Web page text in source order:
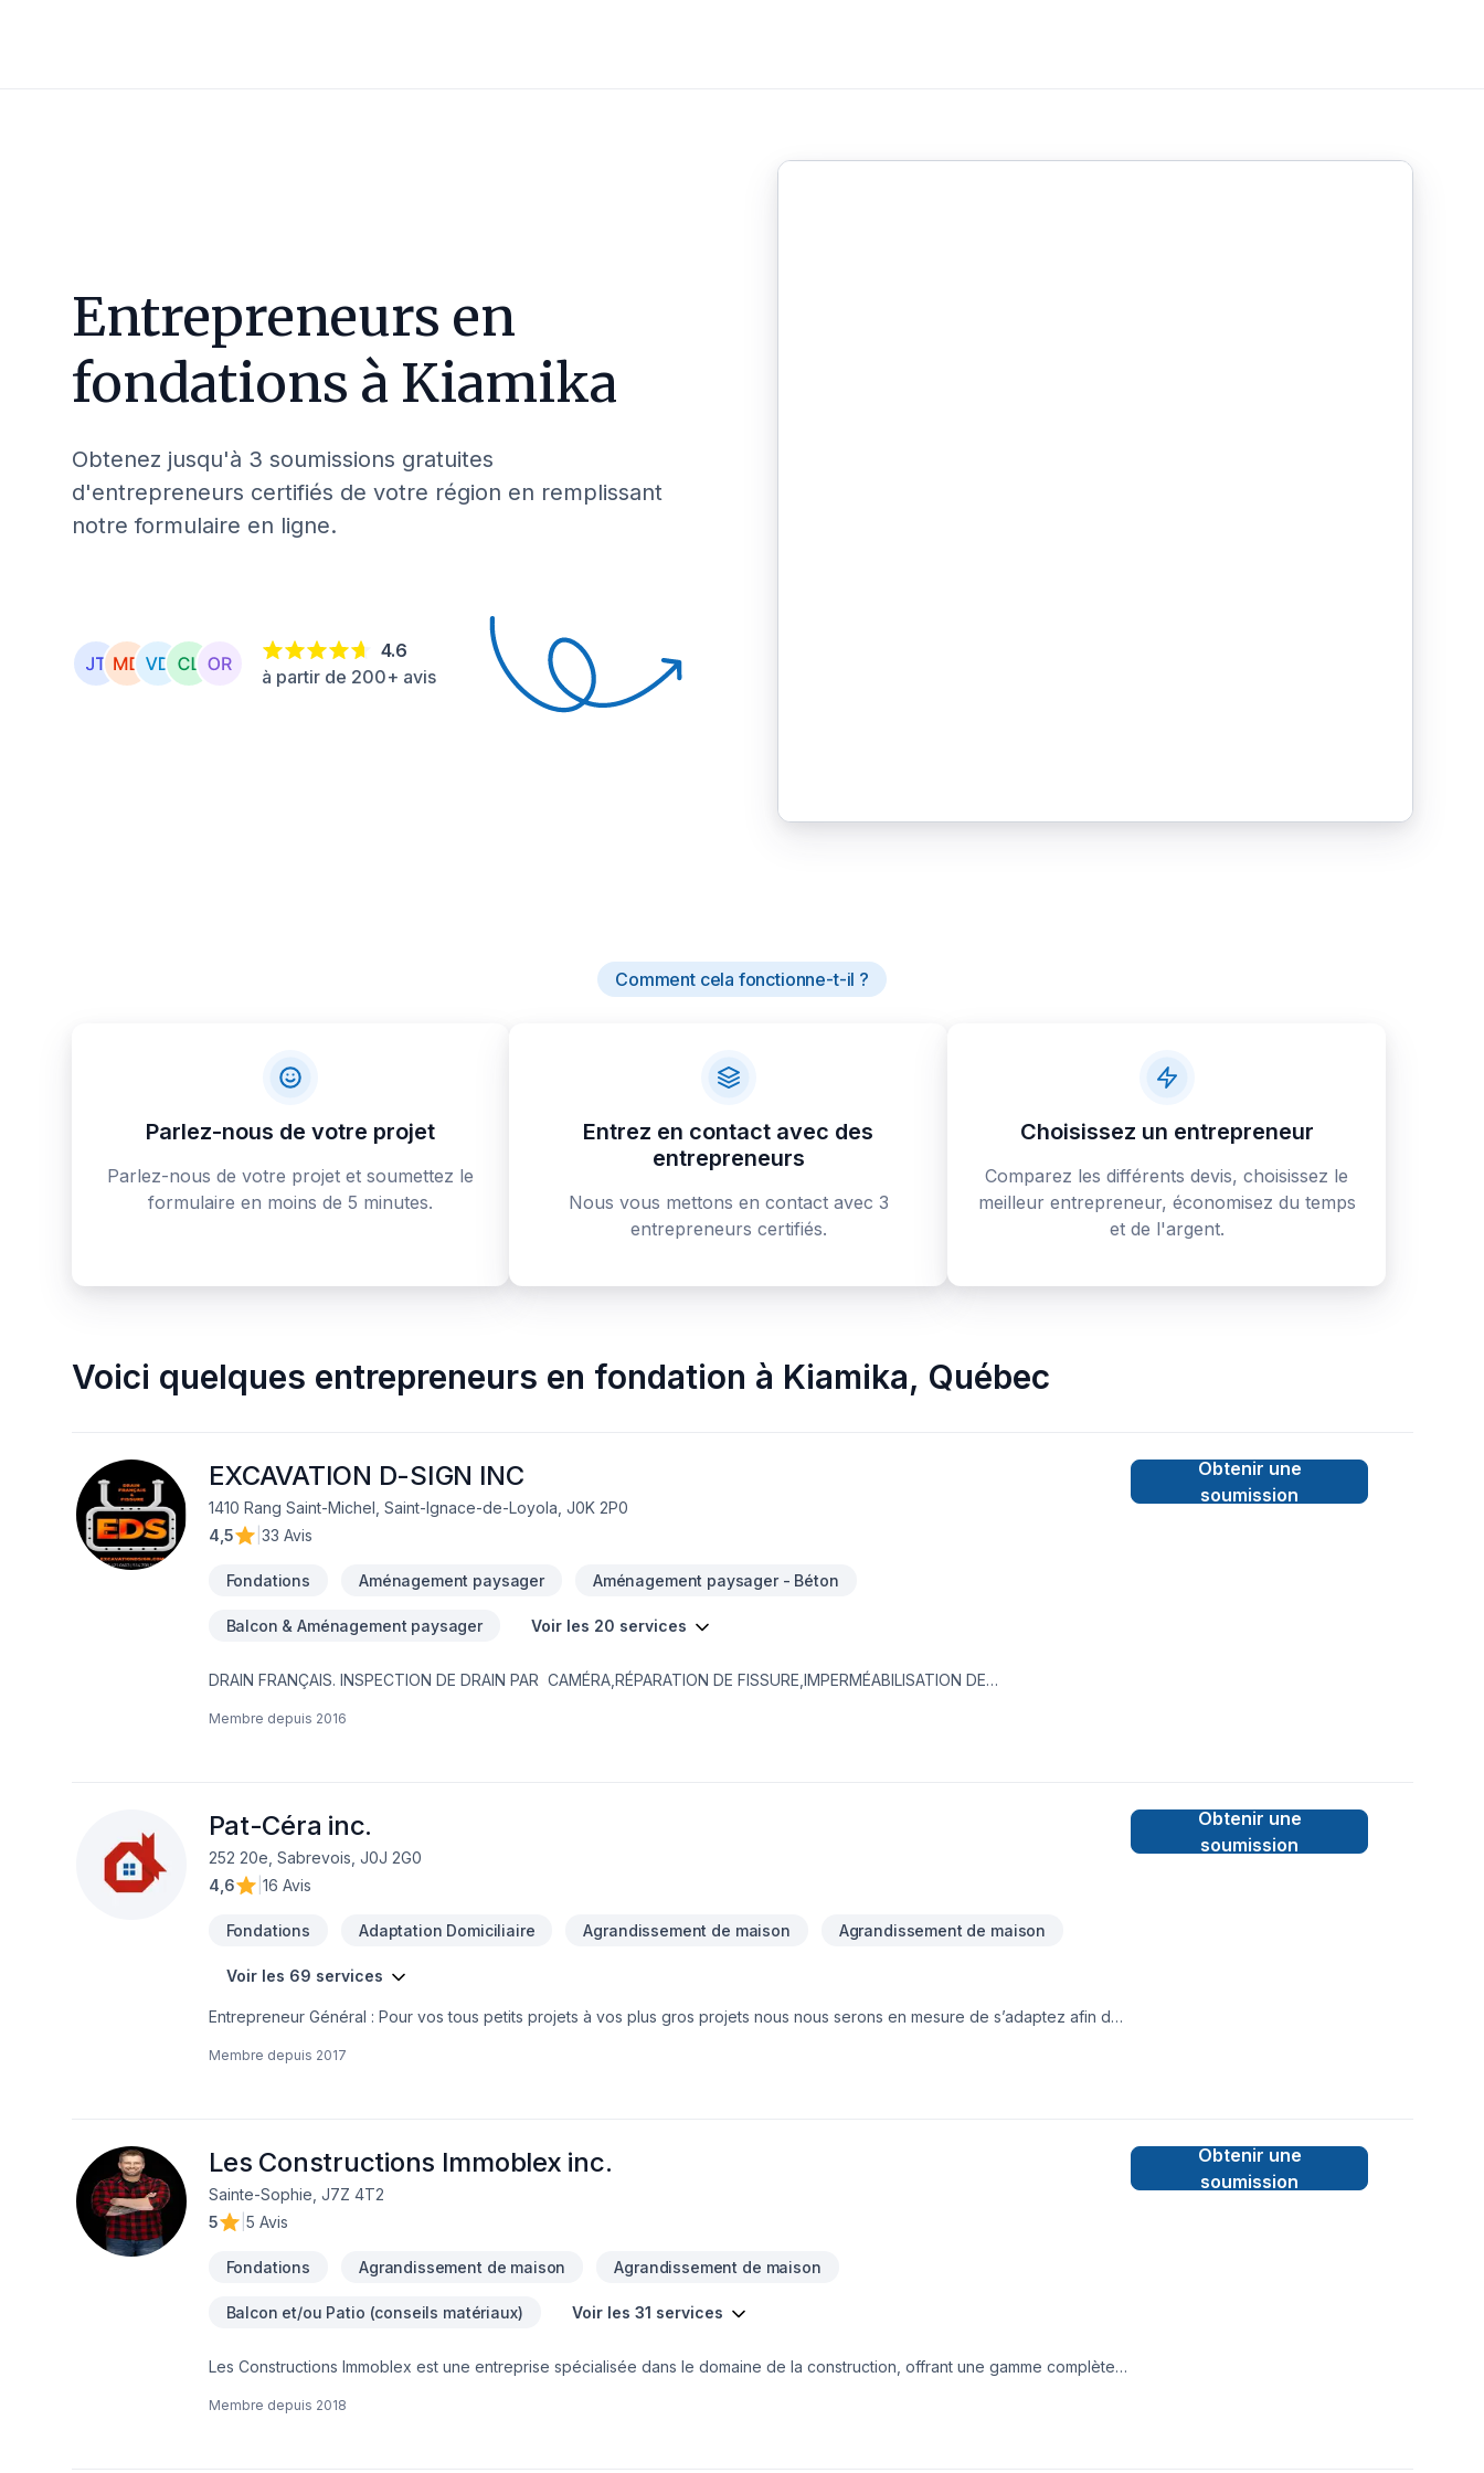
Entrepreneurs en
fondations à Kiamika
Obtenez jusqu'à 3 soumissions gratuites
d'entrepreneurs certifiés de votre région en remplissant
notre formulaire en ligne.
4.6
à partir de 200+ avis
Comment cela fonctionne-t-il ?
Parlez-nous de votre projet
Parlez-nous de votre projet et soumettez le
formulaire en moins de 5 minutes.
Entrez en contact avec des
entrepreneurs
Nous vous mettons en contact avec 3
entrepreneurs certifiés.
Choisissez un entrepreneur
Comparez les différents devis, choisissez le
meilleur entrepreneur, économisez du temps
et de l'argent.
Voici quelques entrepreneurs en fondation à Kiamika, Québec
EXCAVATION D-SIGN INC
1410 Rang Saint-Michel, Saint-Ignace-de-Loyola, J0K 2P0
4,5
33 Avis
Fondations Aménagement paysager Aménagement paysager - Béton
Balcon & Aménagement paysager Voir les 20 services
DRAIN FRANÇAIS. INSPECTION DE DRAIN PAR CAMÉRA,RÉPARATION DE FISSURE,IMPERMÉABILISATION DE
EAU NOUVEAU SERVICE EN 2023 ; INSTALLATION SEPTIQUE ;BIONEST ÉCOFLO ENVIRO-SEPTIQUE NOUVEAU SERVICE EN
Membre depuis 2016
Obtenir une
soumission
Pat-Céra inc.
252 20e, Sabrevois, J0J 2G0
4,6
16 Avis
Fondations Adaptation Domiciliaire Agrandissement de maison Agrandissement de maison
Voir les 69 services
Entrepreneur Général : Pour vos tous petits projets à vos plus gros projets nous nous serons en mesure de s’adaptez afin de
Membre depuis 2017
Obtenir une
soumission
Les Constructions Immoblex inc.
Sainte-Sophie, J7Z 4T2
5
5 Avis
Fondations Agrandissement de maison Agrandissement de maison
Balcon et/ou Patio (conseils matériaux) Voir les 31 services
Les Constructions Immoblex est une entreprise spécialisée dans le domaine de la construction, offrant une gamme complète
expertise solide et d'un engagement envers l'excellence, notre entreprise s'est établie comme un leader dans le secteur de
Membre depuis 2018
Obtenir une
soumission